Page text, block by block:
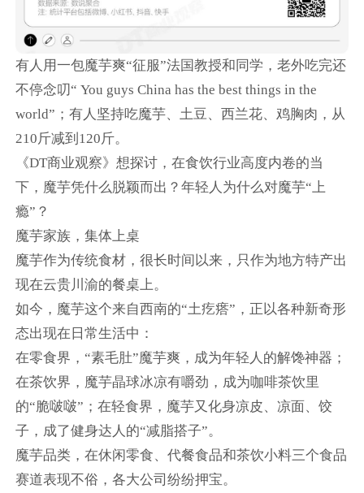
有人用一包魔芋爽“征服”法国教授和同学，老外吃完还
不停念叨“ You guys China has the best things in the
world”；有人坚持吃魔芋、土豆、西兰花、鸡胸肉，从
210斤减到120斤。
《DT商业观察》想探讨，在食饮行业高度内卷的当
下，魔芋凭什么脱颖而出？年轻人为什么对魔芋“上
瘾”？
魔芋家族，集体上桌
魔芋作为传统食材，很长时间以来，只作为地方特产出
现在云贵川渝的餐桌上。
如今，魔芋这个来自西南的“土疙瘩”，正以各种新奇形
态出现在日常生活中：
在零食界，“素毛肚”魔芋爽，成为年轻人的解馋神器；
在茶饮界，魔芋晶球冰凉有嚼劲，成为咖啡茶饮里
的“脆啵啵”；在轻食界，魔芋又化身凉皮、凉面、饺
子，成了健身达人的“减脂搭子”。
魔芋品类，在休闲零食、代餐食品和茶饮小料三个食品
赛道表现不俗，各大公司纷纷押宝。